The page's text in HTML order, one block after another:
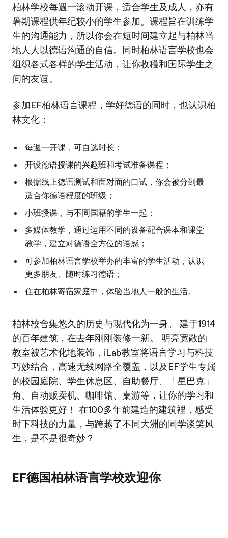
柏林学校每週一滚动开课，适合学生及成人，亦有
暑期课程供年纪较小的学生参加。课程旨在训练学
生的沟通能力，所以你会在短时间建立起与柏林当
地人人以德语沟通的自信。同时柏林语言学校也会
组织各式各样的学生活动，让你收穫和国际学生之
间的友谊。
参加EF柏林语言课程，学好德语的同时，也认识柏
林文化：
每週一开课，可自选时长；
开设德语授课的兴趣班和考试准备课程；
根据线上德语测试和面对面的口试，你会被分到最
适合你德语程度的班级；
小班授课，与不同国籍的学生一起；
多媒体教学，通过运用不同的设备配合课本和课堂
教学，建立对德语全方位的语感；
可参加柏林语言学校举办的丰富的学生活动，认识
更多朋友、随时练习德语；
住在柏林寄宿家庭中，体验当地人一般的生活。
柏林校舍集悠久的历史与现代化为一身。 建于1914
的百年建筑，在去年刚刚装修一新。 明亮宽敞的
教室被艺术化地装饰，iLab教室将语言学习与科技
巧妙结合，高速无线网路全覆盖，以及EF学生专属
的校园庭院、学生休息区、自助餐厅、「星巴克」
角、自动贩卖机、咖啡馆、桌游等，让你的学习和
生活体验更好！ 在100多年前建造的建筑裡，感受
时下科技的力量，与跨越了不同大洲的同学谈笑风
生，是不是很奇妙？
EF德国柏林语言学校欢迎你